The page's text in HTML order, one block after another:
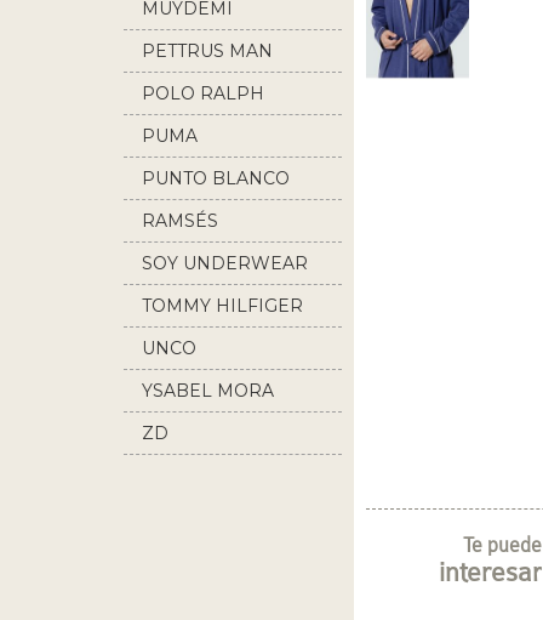
MUYDEMI
PETTRUS MAN
POLO RALPH
LAUREN
PUMA
PUNTO BLANCO
RAMSÉS
SOY UNDERWEAR
TOMMY HILFIGER
UNCO
YSABEL MORA
ZD
Te puede
interesar